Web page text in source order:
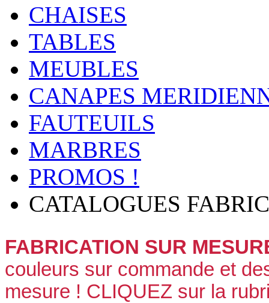
CHAISES
TABLES
MEUBLES
CANAPES
FAUTEUILS
MARBRES
PROMOS !
CATALOGUES
FABRICATION SUR
couleurs sur commande et
mesure ! CLIQUEZ sur la